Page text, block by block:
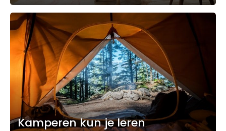
Kamperen kun je leren